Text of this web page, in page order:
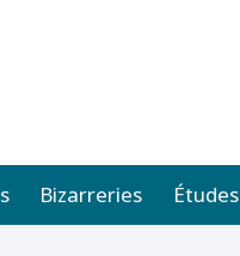
Bizarreries Études